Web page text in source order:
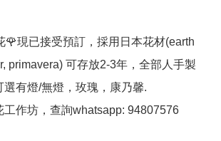
🌹現已接受預訂，採用日本花材(earth
primavera) 可存放2-3年，全部人手製
有燈/無燈，玫瑰，康乃馨.
工作坊，查詢whatsapp: 94807576